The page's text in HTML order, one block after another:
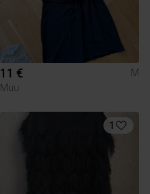
11 €
M
Muu
1